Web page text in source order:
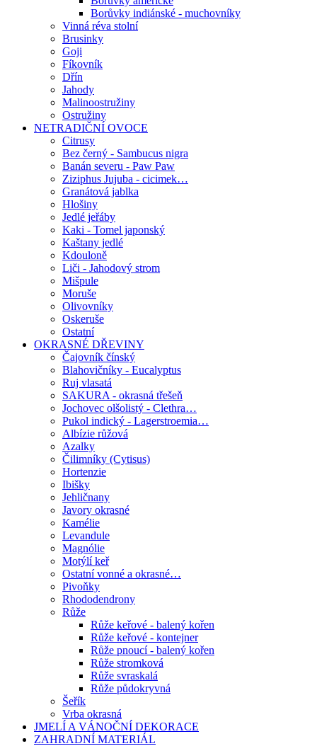
Borůvky indiánské - muchovníky
Vinná réva stolní
Brusinky
Goji
Fíkovník
Dřín
Jahody
Malinoostružiny
Ostružiny
NETRADIČNÍ OVOCE
Citrusy
Bez černý - Sambucus nigra
Banán severu - Paw Paw
Ziziphus Jujuba - cicimek…
Granátová jablka
Hlošiny
Jedlé jeřáby
Kaki - Tomel japonský
Kaštany jedlé
Kdouloně
Liči - Jahodový strom
Mišpule
Moruše
Olivovníky
Oskeruše
Ostatní
OKRASNÉ DŘEVINY
Čajovník čínský
Blahovičníky - Eucalyptus
Ruj vlasatá
SAKURA - okrasná třešeň
Jochovec olšolistý - Clethra…
Pukol indický - Lagerstroemia…
Albízie růžová
Azalky
Čilimníky (Cytisus)
Hortenzie
Ibišky
Jehličnany
Javory okrasné
Kamélie
Levandule
Magnólie
Motýlí keř
Ostatní vonné a okrasné…
Pivoňky
Rhododendrony
Růže
Růže keřové - balený kořen
Růže keřové - kontejner
Růže pnoucí - balený kořen
Růže stromková
Růže svraskalá
Růže půdokryvná
Šeřík
Vrba okrasná
JMELÍ A VÁNOČNÍ DEKORACE
ZAHRADNÍ MATERIÁL